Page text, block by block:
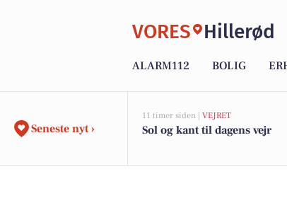
VORES Hillerød
ALARM112 BOLIG
Seneste nyt ›
11 timer siden | VEJRET
Sol og kant til dagens vejr